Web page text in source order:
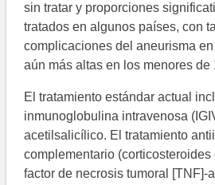
sin tratar y proporciones
tratados en algunos países, con
complicaciones del aneurisma
aún más altas en los menores de
El tratamiento estándar actual
inmunoglobulina intravenosa
acetilsalicílico. El tratamiento
complementario (corticosteroides
factor de necrosis tumoral [TNF]-